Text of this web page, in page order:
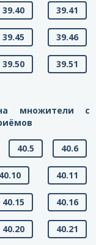
39.40 39.41
39.45 39.46
39.50 39.51
множители с
40.5 40.6
40.10 40.11
40.15 40.16
40.20 40.21